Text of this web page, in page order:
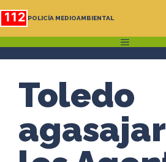
Saltar
al
contenido
112 POLICÍA MEDIOAMBIENTAL
MENÚ
Toledo